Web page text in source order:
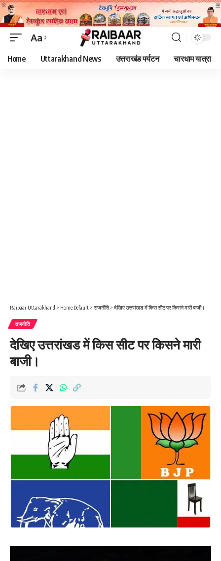
Font
Resizer
Aa
Home Uttarakhand News उत्तराखंड पर्यटन चारधाम यात्रा
Raibaar Uttarakhand > Home Default > राजनीति> देखिए उत्तरांखड में किस सीट पर किसने मारी बाजी।
राजनीति
देखिए उत्तरांखड में किस सीट पर किसने मारी
बाजी।